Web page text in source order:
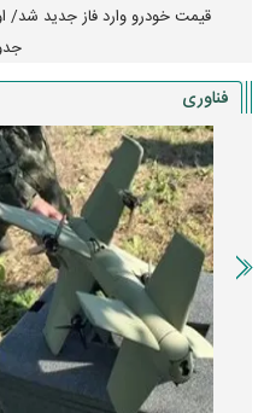
قیمت خودرو وارد فاز جدید شد/
فناوری